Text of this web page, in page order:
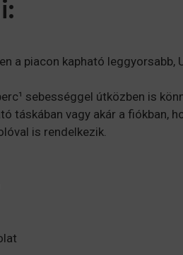
a piacon kapható
sebességgel útközben is
táskában vagy akár a fiókban,
is rendelkezik.